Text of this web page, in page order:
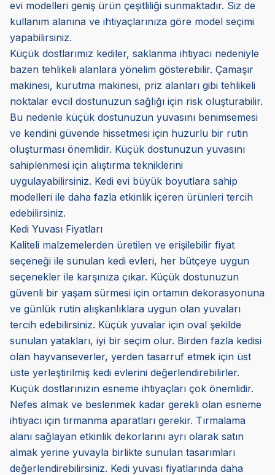
evi modelleri geniş ürün çeşitliliği sunmaktadır. Siz de
kullanım alanına ve ihtiyaçlarınıza göre model seçimi
yapabilirsiniz.
Küçük dostlarımız kediler, saklanma ihtiyacı nedeniyle
bazen tehlikeli alanlara yönelim gösterebilir. Çamaşır
makinesi, kurutma makinesi, priz alanları gibi tehlikeli
noktalar evcil dostunuzun sağlığı için risk oluşturabilir.
Bu nedenle küçük dostunuzun yuvasını benimsemesi
ve kendini güvende hissetmesi için huzurlu bir rutin
oluşturması önemlidir. Küçük dostunuzun yuvasını
sahiplenmesi için alıştırma tekniklerini
uygulayabilirsiniz. Kedi evi büyük boyutlara sahip
modelleri ile daha fazla etkinlik içeren ürünleri tercih
edebilirsiniz.
Kedi Yuvası Fiyatları
Kaliteli malzemelerden üretilen ve erişilebilir fiyat
seçeneği ile sunulan kedi evleri, her bütçeye uygun
seçenekler ile karşınıza çıkar. Küçük dostunuzun
güvenli bir yaşam sürmesi için ortamın dekorasyonuna
ve günlük rutin alışkanlıklara uygun olan yuvaları
tercih edebilirsiniz. Küçük yuvalar için oval şekilde
sunulan yatakları, iyi bir seçim olur. Birden fazla kedisi
olan hayvanseverler, yerden tasarruf etmek için üst
üste yerleştirilmiş kedi evlerini değerlendirebilirler.
Küçük dostlarınızın esneme ihtiyaçları çok önemlidir.
Nefes almak ve beslenmek kadar gerekli olan esneme
ihtiyacı için tırmanma aparatları gerekir. Tırmalama
alanı sağlayan etkinlik dekorlarını ayrı olarak satın
almak yerine yuvayla birlikte sunulan tasarımları
değerlendirebilirsiniz. Kedi yuvası fiyatlarında daha